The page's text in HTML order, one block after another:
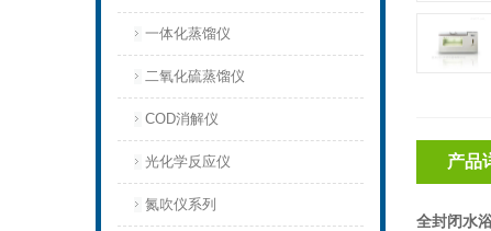
一体化蒸馏仪
二氧化硫蒸馏仪
COD消解仪
光化学反应仪
氮吹仪系列
产品
全封闭水